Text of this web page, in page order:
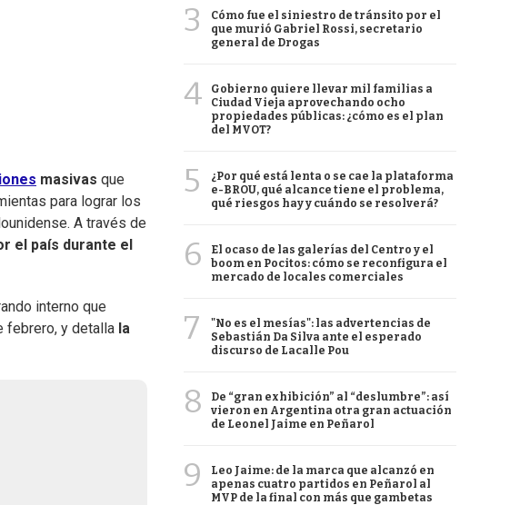
masivas que
para lograr los
A través de
el país durante el
interno que
febrero, y detalla la
3
Cómo fue el siniestro de tránsito por el
que murió Gabriel Rossi, secretario
general de Drogas
4
Gobierno quiere llevar mil familias a
Ciudad Vieja aprovechando ocho
propiedades públicas: ¿cómo es el plan
del MVOT?
5
¿Por qué está lenta o se cae la plataforma
e-BROU, qué alcance tiene el problema,
qué riesgos hay y cuándo se resolverá?
6
El ocaso de las galerías del Centro y el
boom en Pocitos: cómo se reconfigura el
mercado de locales comerciales
7
"No es el mesías": las advertencias de
Sebastián Da Silva ante el esperado
discurso de Lacalle Pou
8
De “gran exhibición” al “deslumbre”: así
vieron en Argentina otra gran actuación
de Leonel Jaime en Peñarol
9
Leo Jaime: de la marca que alcanzó en
apenas cuatro partidos en Peñarol al
MVP de la final con más que gambetas